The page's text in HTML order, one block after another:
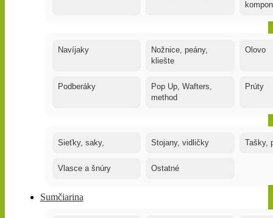
Navíjaky
Nožnice, peány,
kliešte
Olovo
Podberáky
Pop Up, Wafters,
method
Prúty
Sieťky, saky, Stojany, vidličky Tašky,
Vlasce a šnúry Ostatné
Sumčiarina